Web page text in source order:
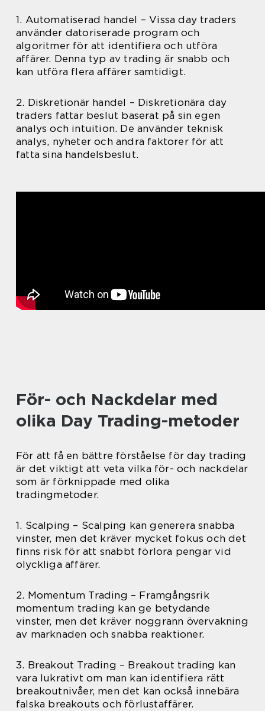
1. Automatiserad handel – Vissa day traders
använder datoriserade program och
algoritmer för att identifiera och utföra
affärer. Denna typ av trading är snabb och
kan utföra flera affärer samtidigt.
2. Diskretionär handel – Diskretionära day
traders fattar beslut baserat på sin egen
analys och intuition. De använder teknisk
analys, nyheter och andra faktorer för att
fatta sina handelsbeslut.
För- och Nackdelar med
olika Day Trading-metoder
För att få en bättre förståelse för day trading
är det viktigt att veta vilka för- och nackdelar
som är förknippade med olika
tradingmetoder.
1. Scalping – Scalping kan generera snabba
vinster, men det kräver mycket fokus och det
finns risk för att snabbt förlora pengar vid
olyckliga affärer.
2. Momentum Trading – Framgångsrik
momentum trading kan ge betydande
vinster, men det kräver noggrann övervakning
av marknaden och snabba reaktioner.
3. Breakout Trading – Breakout trading kan
vara lukrativt om man kan identifiera rätt
breakoutnivåer, men det kan också innebära
falska breakouts och förlustaffärer.